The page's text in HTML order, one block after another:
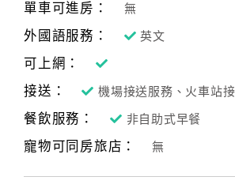
單車可進房：
無
外國語服務： 英文
可上網：
接送：
機場接送服務、火車站
餐飲服務： 非自助式早餐
寵物可同房旅店： 無